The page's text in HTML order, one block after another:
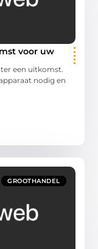
voor uw
een uitkomst.
nodig en
GROOTHANDEL